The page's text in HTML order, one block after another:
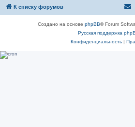
К списку форумов
Создано на основе phpBB® Forum
Русская поддержка
Конфиденциальность|